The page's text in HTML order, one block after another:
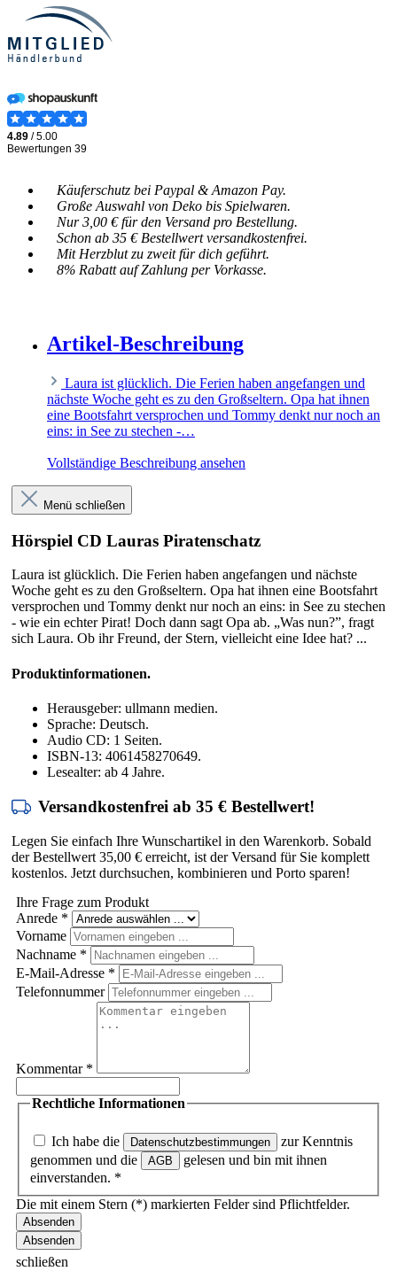
Käuferschutz bei Paypal & Amazon Pay.
Große Auswahl von Deko bis Spielwaren.
Nur 3,00 € für den Versand pro Bestellung.
Schon ab 35 € Bestellwert versandkostenfrei.
Mit Herzblut zu zweit für dich geführt.
8% Rabatt auf Zahlung per Vorkasse.
Artikel-Beschreibung
Laura ist glücklich. Die Ferien haben angefangen und
nächste Woche geht es zu den Großseltern. Opa hat ihnen
eine Bootsfahrt versprochen und Tommy denkt nur noch an
eins: in See zu stechen -…
Vollständige Beschreibung ansehen
Menü schließen
Hörspiel CD Lauras Piratenschatz
Laura ist glücklich. Die Ferien haben angefangen und nächste
Woche geht es zu den Großseltern. Opa hat ihnen eine Bootsfahrt
versprochen und Tommy denkt nur noch an eins: in See zu stechen
- wie ein echter Pirat! Doch dann sagt Opa ab. „Was nun?”, fragt
sich Laura. Ob ihr Freund, der Stern, vielleicht eine Idee hat? ...
Produktinformationen.
Herausgeber: ullmann medien.
Sprache: Deutsch.
Audio CD: 1 Seiten.
ISBN-13: 4061458270649.
Lesealter: ab 4 Jahre.
Versandkostenfrei ab 35 € Bestellwert!
Legen Sie einfach Ihre Wunschartikel in den Warenkorb. Sobald
der Bestellwert 35,00 € erreicht, ist der Versand für Sie komplett
kostenlos. Jetzt durchsuchen, kombinieren und Porto sparen!
Ihre Frage zum Produkt
Anrede *
Vorname
Nachname *
E-Mail-Adresse *
Telefonnummer
Kommentar *
Rechtliche Informationen
Ich habe die Datenschutzbestimmungen
zur Kenntnis
genommen und die
AGB
gelesen und bin mit ihnen
einverstanden. *
Die mit einem Stern (*) markierten Felder sind Pflichtfelder.
Absenden
schließen